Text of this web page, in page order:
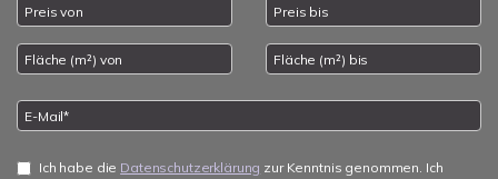
Ich habe die Datenschutzerklärung zur Kenntnis genommen. Ich